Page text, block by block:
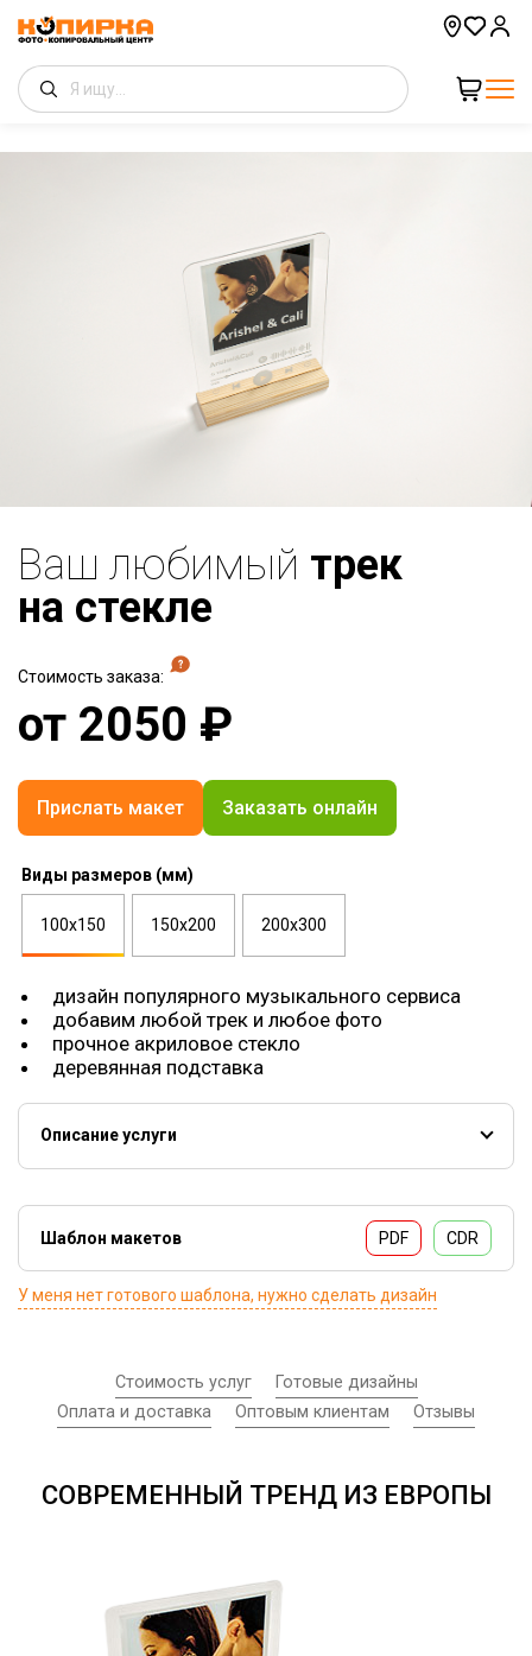
Ваш любимый трек
на стекле
Стоимость заказа:
от 2050 ₽
Прислать макет Заказать онлайн
Виды размеров (мм)
100х150 150х200 200х300
дизайн популярного музыкального сервиса
добавим любой трек и любое фото
прочное акриловое стекло
деревянная подставка
Описание услуги
набирать все большую популярность. Представляет из
себя выбранную вами композицию, напечатанную на
Шаблон макетов PDF CDR
У меня нет готового шаблона, нужно сделать дизайн
Стоимость услуг
Готовые дизайны
Оплата и доставка
Оптовым клиентам Отзывы
СОВРЕМЕННЫЙ ТРЕНД ИЗ ЕВРОПЫ